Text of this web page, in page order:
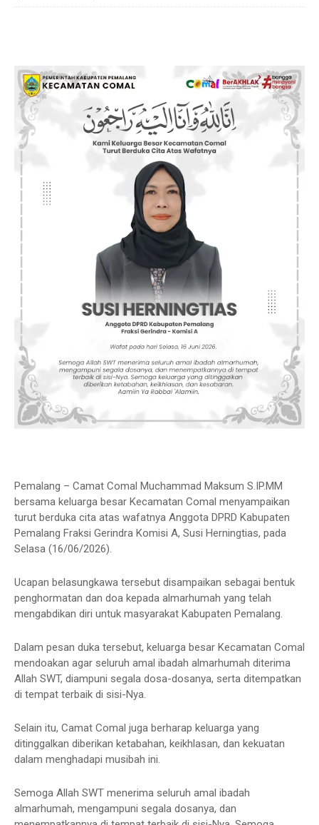
Pemalang – Camat Comal Muchammad Maksum S.IP.MM
bersama keluarga besar Kecamatan Comal menyampaikan
turut berduka cita atas wafatnya Anggota DPRD Kabupaten
Pemalang Fraksi Gerindra Komisi A, Susi Herningtias, pada
Selasa (16/06/2026).
Ucapan belasungkawa tersebut disampaikan sebagai bentuk
penghormatan dan doa kepada almarhumah yang telah
mengabdikan diri untuk masyarakat Kabupaten Pemalang.
Dalam pesan duka tersebut, keluarga besar Kecamatan Comal
mendoakan agar seluruh amal ibadah almarhumah diterima
Allah SWT, diampuni segala dosa-dosanya, serta ditempatkan
di tempat terbaik di sisi-Nya.
Selain itu, Camat Comal juga berharap keluarga yang
ditinggalkan diberikan ketabahan, keikhlasan, dan kekuatan
dalam menghadapi musibah ini.
Semoga Allah SWT menerima seluruh amal ibadah
almarhumah, mengampuni segala dosanya, dan